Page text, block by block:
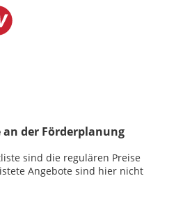
der Förderplanung
sind die regulären Preise
Angebote sind hier nicht